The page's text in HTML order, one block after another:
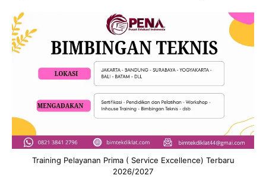
Training Pelayanan Prima ( Service Excellence) Terbaru
2026/2027